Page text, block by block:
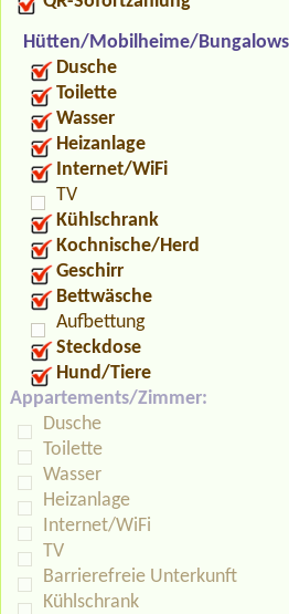
Hütten/Mobilheime/
Dusche
Toilette
Wasser
Heizanlage
Internet/WiFi
TV
Kühlschrank
Kochnische/Herd
Geschirr
Bettwäsche
Aufbettung
Steckdose
Hund/Tiere
Appartements/Zimmer:
Dusche
Toilette
Wasser
Heizanlage
Internet/WiFi
TV
Barrierefreie Unterkunft
Kühlschrank